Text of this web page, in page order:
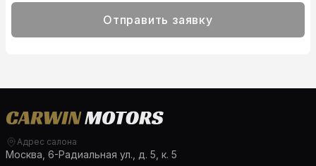
Отправить заявку
Адрес салона
Москва, 6-Радиальная ул., д. 5, к. 5